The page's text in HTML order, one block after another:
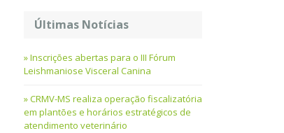
Últimas Notícias
Inscrições abertas para o III Fórum
Leishmaniose Visceral Canina
CRMV-MS realiza operação fiscalizatória
em plantões e horários estratégicos de
atendimento veterinário